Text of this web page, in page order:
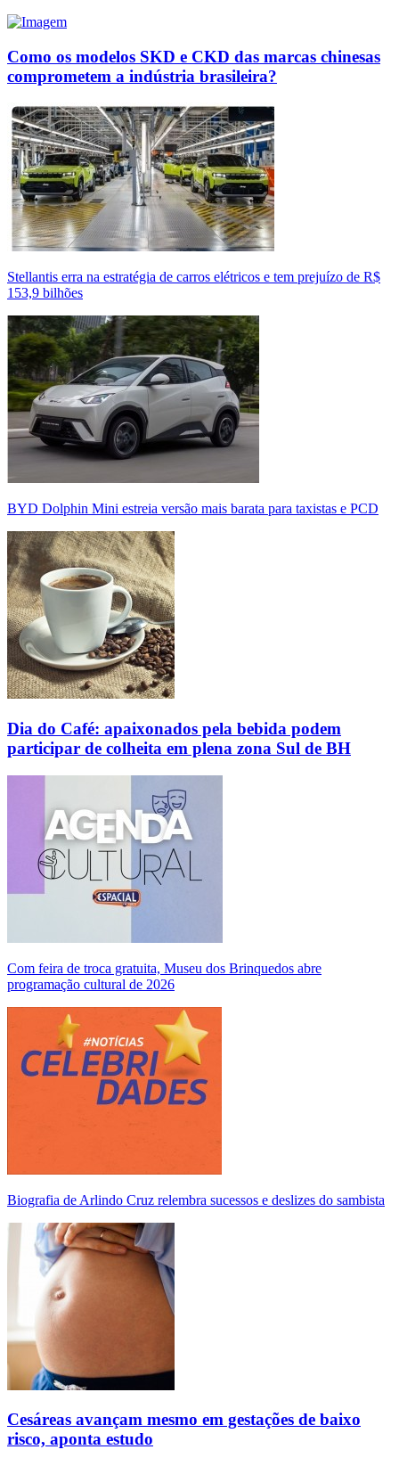
Como os modelos SKD e CKD das marcas chinesas
comprometem a indústria brasileira?
Stellantis erra na estratégia de carros elétricos e tem prejuízo de R$
153,9 bilhões
BYD Dolphin Mini estreia versão mais barata para taxistas e PCD
Dia do Café: apaixonados pela bebida podem
participar de colheita em plena zona Sul de BH
Com feira de troca gratuita, Museu dos Brinquedos abre
programação cultural de 2026
Biografia de Arlindo Cruz relembra sucessos e deslizes do sambista
Cesáreas avançam mesmo em gestações de baixo
risco, aponta estudo